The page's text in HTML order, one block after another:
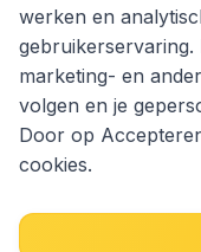
werken en
gebruikerservaring.
marketing- en
volgen en je
Door op
cookies.